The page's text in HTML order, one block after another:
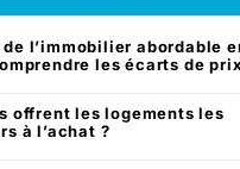
de l’immobilier abordable
les écarts de prix
offrent les logements les
à l’achat ?